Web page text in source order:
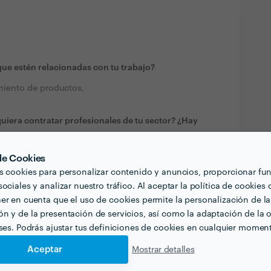
Cookies
cookies para personalizar contenido y anuncios, proporcionar
y analizar nuestro tráfico. Al aceptar la política de cookies
en cuenta que el uso de cookies permite la personalización de la
y de la presentación de servicios, así como la adaptación de la
Podrás ajustar tus definiciones de cookies en cualquier
Aceptar Mostrar detalles
estén relacionadas con tu trabajo?
de productos,
contratar profesionales de tu sector? ¿Hay
muchos que no saben hacer el trabajo bien
profesional?
Ver más